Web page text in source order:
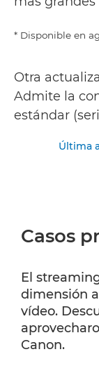
* Disponible en
Otra
Admite la
estándar
Última
Casos
El
dimensión
vídeo.
Canon.